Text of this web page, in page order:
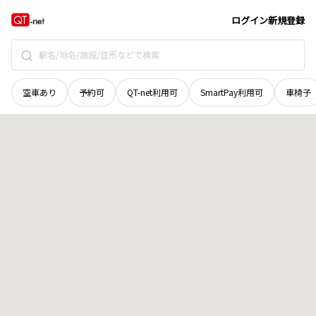
ログイン新規登録
空車あり 予約可 QT-net利用可 SmartPay利用可 車椅子
愛媛県